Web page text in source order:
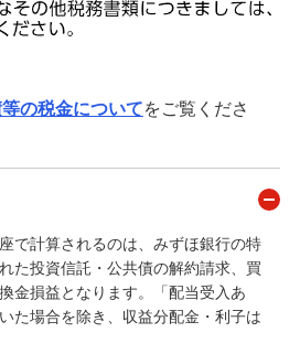
の税金についてをご覧くださ
で計算されるのは、みずほ銀行の特
た投資信託・公共債の解約請求、買
金損益となります。「配当受入あ
た場合を除き、収益分配金・利子は